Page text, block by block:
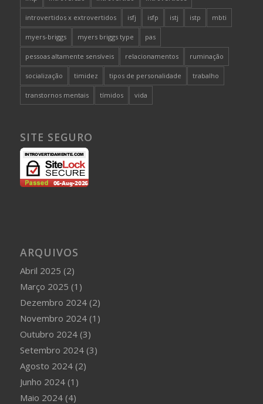
introvertidos x extrovertidos isfj isfp istj istp mbti
myers-briggs myers briggs type pas
pessoas altamente sensíveis relacionamentos ruminação
socialização timidez tipos de personalidade trabalho
transtornos mentais tímidos vida
SITE SEGURO
ARQUIVOS
Abril 2025 (2)
Março 2025 (1)
Dezembro 2024(2)
Novembro 2024(1)
Outubro 2024(3)
Setembro 2024(3)
Agosto 2024(2)
Junho 2024(1)
Maio 2024(4)